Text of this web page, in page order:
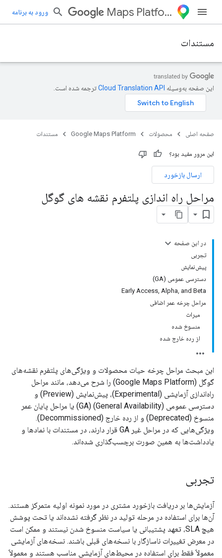
Maps Platform ورود به برنامه
مستندات
این صفحه به‌وسیله ترجمه شده است.
صفحه اصلی محصولات Google Maps Platform مستندات
این مرور مفید بود؟
ارسال بازخورد
مراحل راه اندازی پلتفرم نقشه های گوگل
در این صفحه
تجربی
پیش‌نمایش
دسترسی عمومی (GA)
Early Access, Alpha, and Beta
مراحل چرخه عمر اضافی
میراث
منسوخ شده
از رده خارج شده
این مبحث مراحل چرخه حیات محصولات و ویژگی‌های پلتفرم نقشه‌های
گوگل (Google Maps Platform) را شرح می‌دهد، مانند مراحل
راه‌اندازی آزمایشی (Experimental)، پیش‌نمایش (Preview) و
دسترسی عمومی (General Availability) (GA) یا مراحل پایان عمر
منسوخ (Deprecated) و از رده خارج (Decommissioned).
ویژگی‌هایی که در مراحل غیر GA قرار دارند، در مستندات با نمادها و
یادداشت‌ها به همین صورت برچسب‌گذاری شده‌اند.
تجربی
آزمایش‌ها بر دریافت بازخورد مشتری در مورد نمونه اولیه متمرکز هستند.
آن‌ها برای استفاده در مرحله تولید در نظر گرفته نشده‌اند یا تحت پوشش
هیچ SLA، تعهد پشتیبانی یا سیاست منسوخ شدن نیستند و ممکن است
در معرض تغییرات ناسازگار با نسخه‌های قبلی باشند. نسخه‌های آزمایشی
معمولاً فقط برای استفاده در محیط‌های آزمایشی مناسب هستند و معمولاً